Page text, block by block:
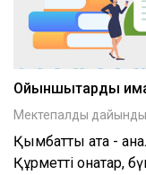
Ойыншықтарды
Мектепалды дайындық
Қымбатты ата -
Құрметті қонақтар,